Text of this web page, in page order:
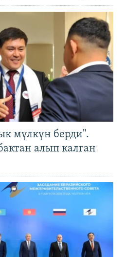
мүлкүн берди".
алып калган